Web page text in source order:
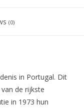
(0)
in Portugal. Dit
de rijkste
in 1973 hun